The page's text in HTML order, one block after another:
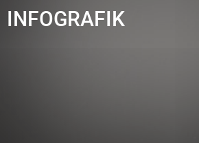
INFOGRAFIK